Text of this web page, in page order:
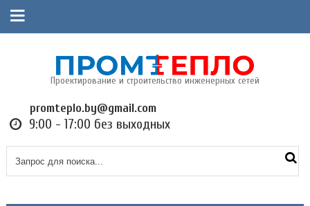
Проектирование и строительство инженерных сетей
promteplo.by@gmail.com
9:00 - 17:00 без выходных